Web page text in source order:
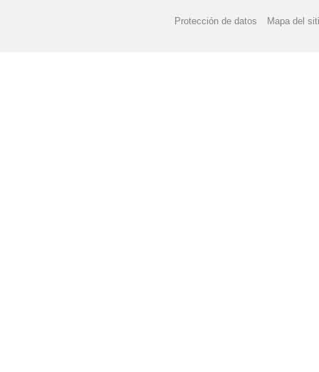
Protección de datos Mapa del